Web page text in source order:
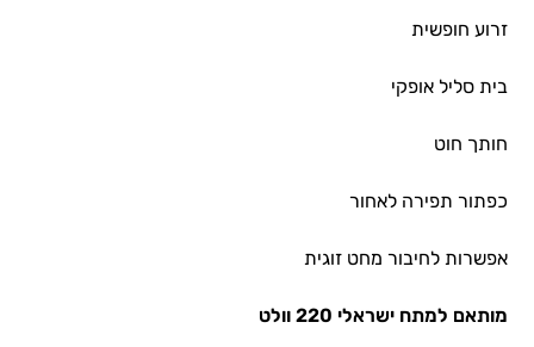
זרוע חופשית
בית סליל אופקי
חותך חוט
כפתור תפירה לאחור
אפשרות לחיבור מחט זוגית
מותאם למתח ישראלי 220 וולט